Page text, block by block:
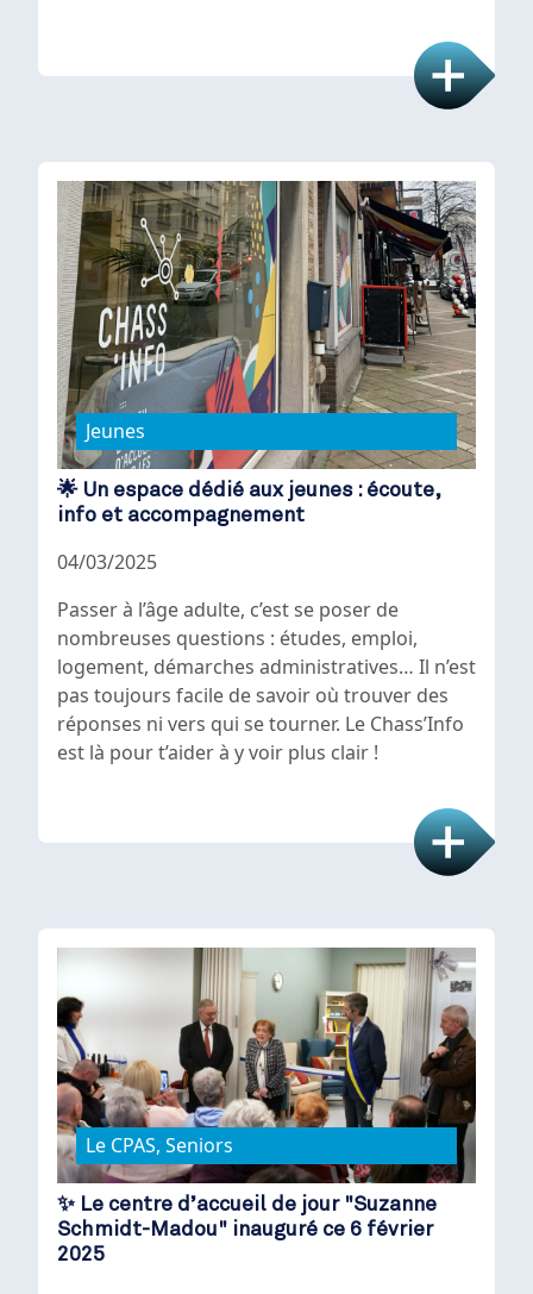
Jeunes
🌟 Un espace dédié aux jeunes : écoute,
info et accompagnement
04/03/2025
Passer à l’âge adulte, c’est se poser de
nombreuses questions : études, emploi,
logement, démarches administratives… Il n’est
pas toujours facile de savoir où trouver des
réponses ni vers qui se tourner. Le Chass’Info
est là pour t’aider à y voir plus clair !
Le CPAS, Seniors
✨ Le centre d’accueil de jour "Suzanne
Schmidt-Madou" inauguré ce 6 février
2025